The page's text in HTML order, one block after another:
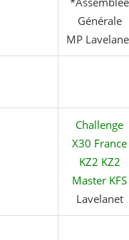
Générale
MP
Challenge
X30 France
KZ2 KZ2
Master KFS
Lavelanet